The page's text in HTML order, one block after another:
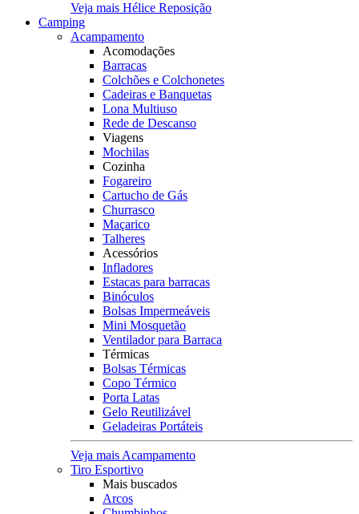
Veja mais Hélice Reposição
Camping
Acampamento
Acomodações
Barracas
Colchões e Colchonetes
Cadeiras e Banquetas
Lona Multiuso
Rede de Descanso
Viagens
Mochilas
Cozinha
Fogareiro
Cartucho de Gás
Churrasco
Maçarico
Talheres
Acessórios
Infladores
Estacas para barracas
Binóculos
Bolsas Impermeáveis
Mini Mosquetão
Ventilador para Barraca
Térmicas
Bolsas Térmicas
Copo Térmico
Porta Latas
Gelo Reutilizável
Geladeiras Portáteis
Veja mais Acampamento
Tiro Esportivo
Mais buscados
Arcos